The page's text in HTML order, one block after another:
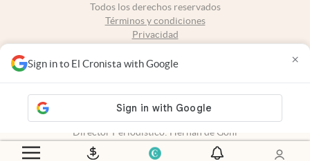
Sign in to El Cronista with Google ×
Todos los derechos reservados
Términos y condiciones
Privacidad
Tel: +54 11 7078-3270
propiedad intelectual: 56576959
N° de edición: 10.951 - 8 de agosto de 2026
Director Periodístico: Hernán de Goñi